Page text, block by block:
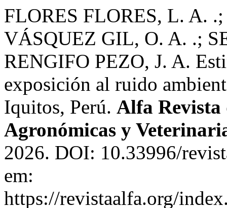
FLORES FLORES, L. A.
VÁSQUEZ GIL, O. A. .;
RENGIFO PEZO, J. A.
exposición al ruido
Iquitos, Perú. Alfa Revista
Agronómicas y
2026. DOI: 10.33996/
em:
https://revistaalfa.org/